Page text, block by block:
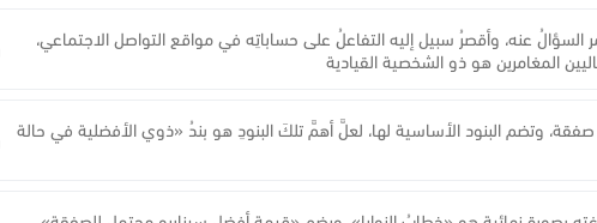
عنه، وأقصرُ سبيل إليه التفاعلُ على حساباتِه في مواقع التواصل الاجتماعي،
المغامرين هو ذو الشخصية القيادية
وتضم البنود الأساسية لها، لعلَّ أهمَّ تلكَ البنودِ هو بندُ «ذوي الأفضلية في حالة